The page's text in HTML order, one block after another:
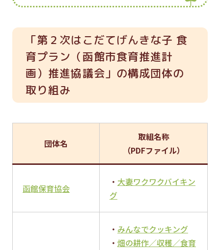
「第２次はこだてげんきな子 食
育プラン（函館市食育推進計
画）推進協議会」の構成団体の
取り組み
団体名
取組名称
（PDFファイル）
函館保育協会
・ 大妻ワクワクバイキン
グ
・ みんなでクッキング
・ 畑の耕作／収穫／食育